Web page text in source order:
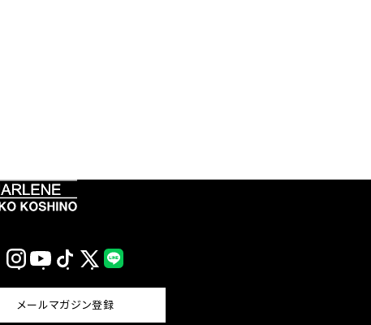
InstagramYouTubeTikTok X
(Twitter)
メールマガジン登録